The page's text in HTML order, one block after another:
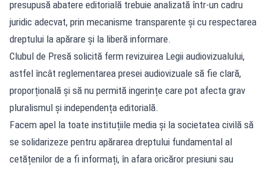
presupusă abatere editorială trebuie analizată într-un cadru
juridic adecvat, prin mecanisme transparente și cu respectarea
dreptului la apărare și la liberă informare.
Clubul de Presă solicită ferm revizuirea Legii audiovizualului,
astfel încât reglementarea presei audiovizuale să fie clară,
proporțională și să nu permită ingerințe care pot afecta grav
pluralismul și independența editorială.
Facem apel la toate instituțiile media și la societatea civilă să
se solidarizeze pentru apărarea dreptului fundamental al
cetățenilor de a fi informați, în afara oricăror presiuni sau